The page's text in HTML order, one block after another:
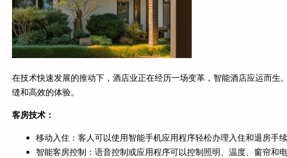
在技术快速发展的推动下，酒店业正在经历一场变革，智能酒店应运而
缝和高效的体验。
客房技术：
移动入住：客人可以使用智能手机应用程序轻松办理入住和退房手续
智能客房控制：语音控制或应用程序可以控制照明、温度、窗帘和电